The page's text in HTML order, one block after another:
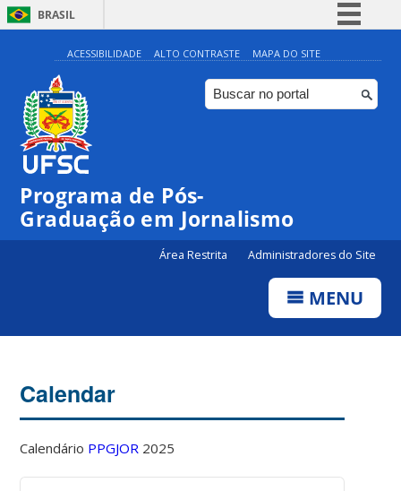
BRASIL
Simplifique!
Comunica BR
Participe
ACESSIBILIDADE ALTO CONTRASTE MAPA DO SITE
Programa de Pós-
Graduação em Jornalismo
Área Restrita Administradores do Site
MENU
Calendar
Calendário PPGJOR 2025
04:00
05:00